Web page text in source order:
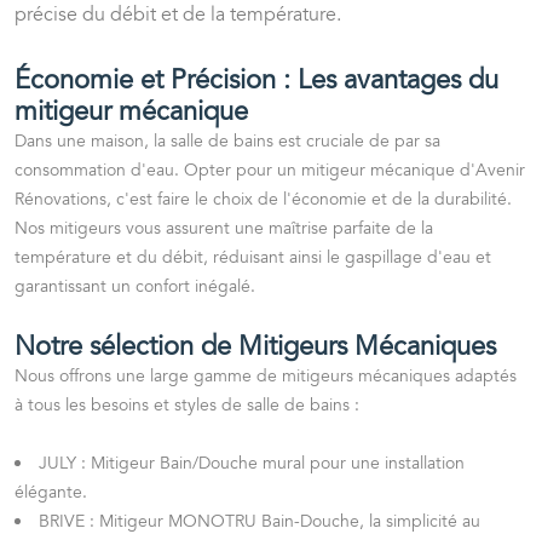
précise du débit et de la température.
Économie et Précision : Les avantages du
mitigeur mécanique
Dans une maison, la salle de bains est cruciale de par sa
consommation d'eau. Opter pour un mitigeur mécanique d'Avenir
Rénovations, c'est faire le choix de l'économie et de la durabilité.
Nos mitigeurs vous assurent une maîtrise parfaite de la
température et du débit, réduisant ainsi le gaspillage d'eau et
garantissant un confort inégalé.
Notre sélection de Mitigeurs Mécaniques
Nous offrons une large gamme de mitigeurs mécaniques adaptés
à tous les besoins et styles de salle de bains :
JULY : Mitigeur Bain/Douche mural pour une installation
élégante.
BRIVE : Mitigeur MONOTRU Bain-Douche, la simplicité au